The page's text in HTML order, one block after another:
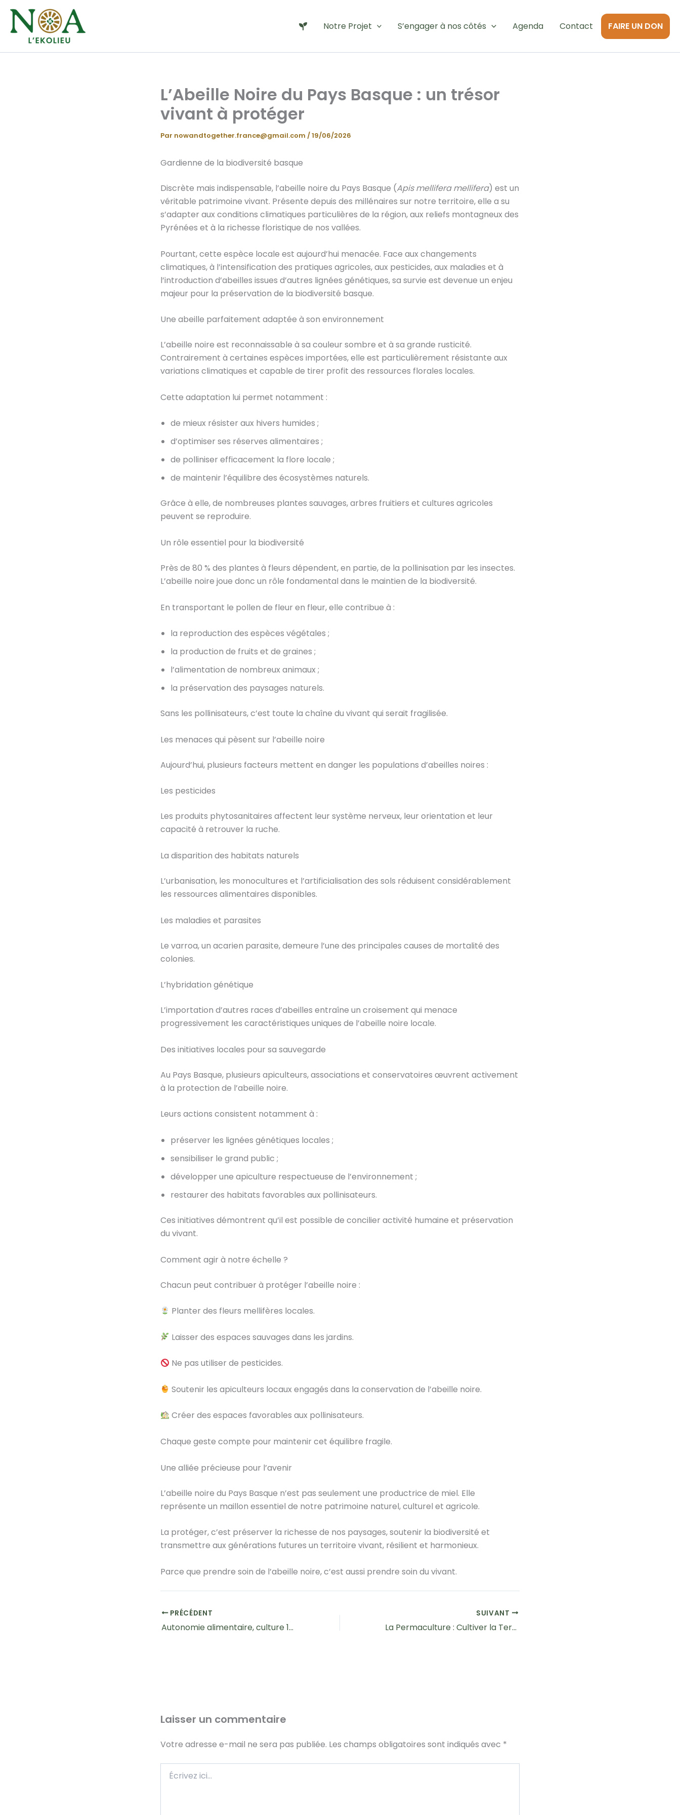
Aller
contenu
Notre Projet S’engager à nos côtés Agenda Contact FAIRE UN DON
L’Abeille Noire du Pays Basque : un trésor
vivant à protéger
Par nowandtogether.france@gmail.com /19/06/2026
Gardienne de la biodiversité basque
Discrète mais indispensable, l’abeille noire du Pays Basque (Apis mellifera mellifera) est un
véritable patrimoine vivant. Présente depuis des millénaires sur notre territoire, elle a su
s’adapter aux conditions climatiques particulières de la région, aux reliefs montagneux des
Pyrénées et à la richesse floristique de nos vallées.
Pourtant, cette espèce locale est aujourd’hui menacée. Face aux changements
climatiques, à l’intensification des pratiques agricoles, aux pesticides, aux maladies et à
l’introduction d’abeilles issues d’autres lignées génétiques, sa survie est devenue un enjeu
majeur pour la préservation de la biodiversité basque.
Une abeille parfaitement adaptée à son environnement
L’abeille noire est reconnaissable à sa couleur sombre et à sa grande rusticité.
Contrairement à certaines espèces importées, elle est particulièrement résistante aux
variations climatiques et capable de tirer profit des ressources florales locales.
Cette adaptation lui permet notamment :
de mieux résister aux hivers humides ;
d’optimiser ses réserves alimentaires ;
de polliniser efficacement la flore locale ;
de maintenir l’équilibre des écosystèmes naturels.
Grâce à elle, de nombreuses plantes sauvages, arbres fruitiers et cultures agricoles
peuvent se reproduire.
Un rôle essentiel pour la biodiversité
Près de 80 % des plantes à fleurs dépendent, en partie, de la pollinisation par les insectes.
L’abeille noire joue donc un rôle fondamental dans le maintien de la biodiversité.
En transportant le pollen de fleur en fleur, elle contribue à :
la reproduction des espèces végétales ;
la production de fruits et de graines ;
l’alimentation de nombreux animaux ;
la préservation des paysages naturels.
Sans les pollinisateurs, c’est toute la chaîne du vivant qui serait fragilisée.
Les menaces qui pèsent sur l’abeille noire
Aujourd’hui, plusieurs facteurs mettent en danger les populations d’abeilles noires :
Les pesticides
Les produits phytosanitaires affectent leur système nerveux, leur orientation et leur
capacité à retrouver la ruche.
La disparition des habitats naturels
L’urbanisation, les monocultures et l’artificialisation des sols réduisent considérablement
les ressources alimentaires disponibles.
Les maladies et parasites
Le varroa, un acarien parasite, demeure l’une des principales causes de mortalité des
colonies.
L’hybridation génétique
L’importation d’autres races d’abeilles entraîne un croisement qui menace
progressivement les caractéristiques uniques de l’abeille noire locale.
Des initiatives locales pour sa sauvegarde
Au Pays Basque, plusieurs apiculteurs, associations et conservatoires œuvrent activement
à la protection de l’abeille noire.
Leurs actions consistent notamment à :
préserver les lignées génétiques locales ;
sensibiliser le grand public ;
développer une apiculture respectueuse de l’environnement ;
restaurer des habitats favorables aux pollinisateurs.
Ces initiatives démontrent qu’il est possible de concilier activité humaine et préservation
du vivant.
Comment agir à notre échelle ?
Chacun peut contribuer à protéger l’abeille noire :
Planter des fleurs mellifères locales.
Laisser des espaces sauvages dans les jardins.
Ne pas utiliser de pesticides.
Soutenir les apiculteurs locaux engagés dans la conservation de l’abeille noire.
Créer des espaces favorables aux pollinisateurs.
Chaque geste compte pour maintenir cet équilibre fragile.
Une alliée précieuse pour l’avenir
L’abeille noire du Pays Basque n’est pas seulement une productrice de miel. Elle
représente un maillon essentiel de notre patrimoine naturel, culturel et agricole.
La protéger, c’est préserver la richesse de nos paysages, soutenir la biodiversité et
transmettre aux générations futures un territoire vivant, résilient et harmonieux.
Parce que prendre soin de l’abeille noire, c’est aussi prendre soin du vivant.
PRÉCÉDENT
Autonomie alimentaire, culture 100% naturelle et production locale : le triptyque essentiel pour demain
SUIVANT
La Permaculture : Cultiver la Terre, Régénérer l’Avenir
Laisser un commentaire
Votre adresse e-mail ne sera pas publiée. Les champs obligatoires sont indiqués avec *
ici…